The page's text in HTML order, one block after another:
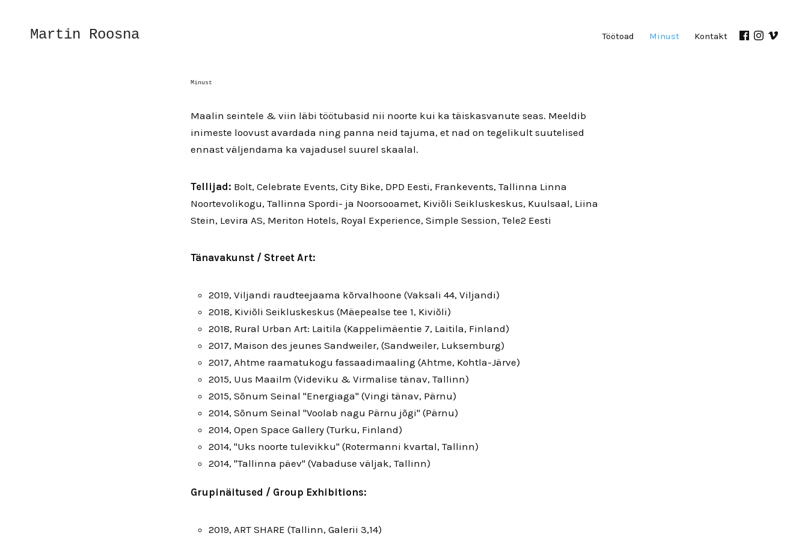
Martin Roosna Töötoad Minust Kontakt
Minust
Maalin seintele & viin läbi töötubasid nii noorte kui ka täiskasvanute seas. Meeldib
inimeste loovust avardada ning panna neid tajuma, et nad on tegelikult suutelised
ennast väljendama ka vajadusel suurel skaalal.
Tellijad: Bolt, Celebrate Events, City Bike, DPD Eesti, Frankevents, Tallinna Linna
Noortevolikogu, Tallinna Spordi- ja Noorsooamet, Kiviõli Seikluskeskus, Kuulsaal, Liina
Stein, Levira AS, Meriton Hotels, Royal Experience, Simple Session, Tele2 Eesti
Tänavakunst / Street Art:
2019, Viljandi raudteejaama kõrvalhoone (Vaksali 44, Viljandi)
2018, Kiviõli Seikluskeskus (Mäepealse tee 1, Kiviõli)
2018, Rural Urban Art: Laitila (Kappelimäentie 7, Laitila, Finland)
2017, Maison des jeunes Sandweiler, (Sandweiler, Luksemburg)
2017, Ahtme raamatukogu fassaadimaaling (Ahtme, Kohtla-Järve)
2015, Uus Maailm (Videviku & Virmalise tänav, Tallinn)
2015, Sõnum Seinal "Energiaga" (Vingi tänav, Pärnu)
2014, Sõnum Seinal "Voolab nagu Pärnu jõgi" (Pärnu)
2014, Open Space Gallery (Turku, Finland)
2014, "Uks noorte tulevikku" (Rotermanni kvartal, Tallinn)
2014, "Tallinna päev" (Vabaduse väljak, Tallinn)
Grupinäitused / Group Exhibitions:
2019, ART SHARE (Tallinn, Galerii 3,14)